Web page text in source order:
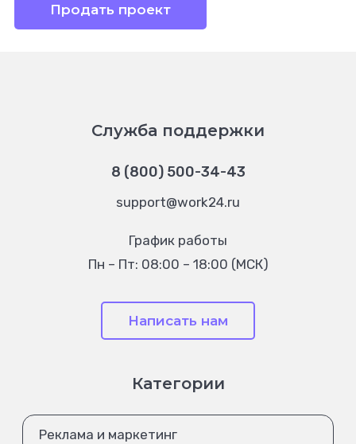
Продать проект
Служба поддержки
8 (800) 500-34-43
support@work24.ru
График работы
Пн – Пт: 08:00 – 18:00 (МСК)
Написать нам
Категории
Реклама и маркетинг